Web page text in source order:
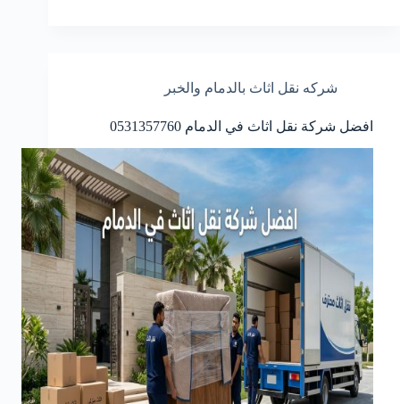
شركه نقل اثاث بالدمام والخبر
افضل شركة نقل اثاث في الدمام 0531357760